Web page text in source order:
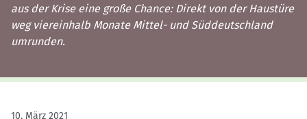
aus der Krise eine große Chance: Direkt von der Haustüre
weg viereinhalb Monate Mittel- und Süddeutschland
umrunden.
10. März 2021